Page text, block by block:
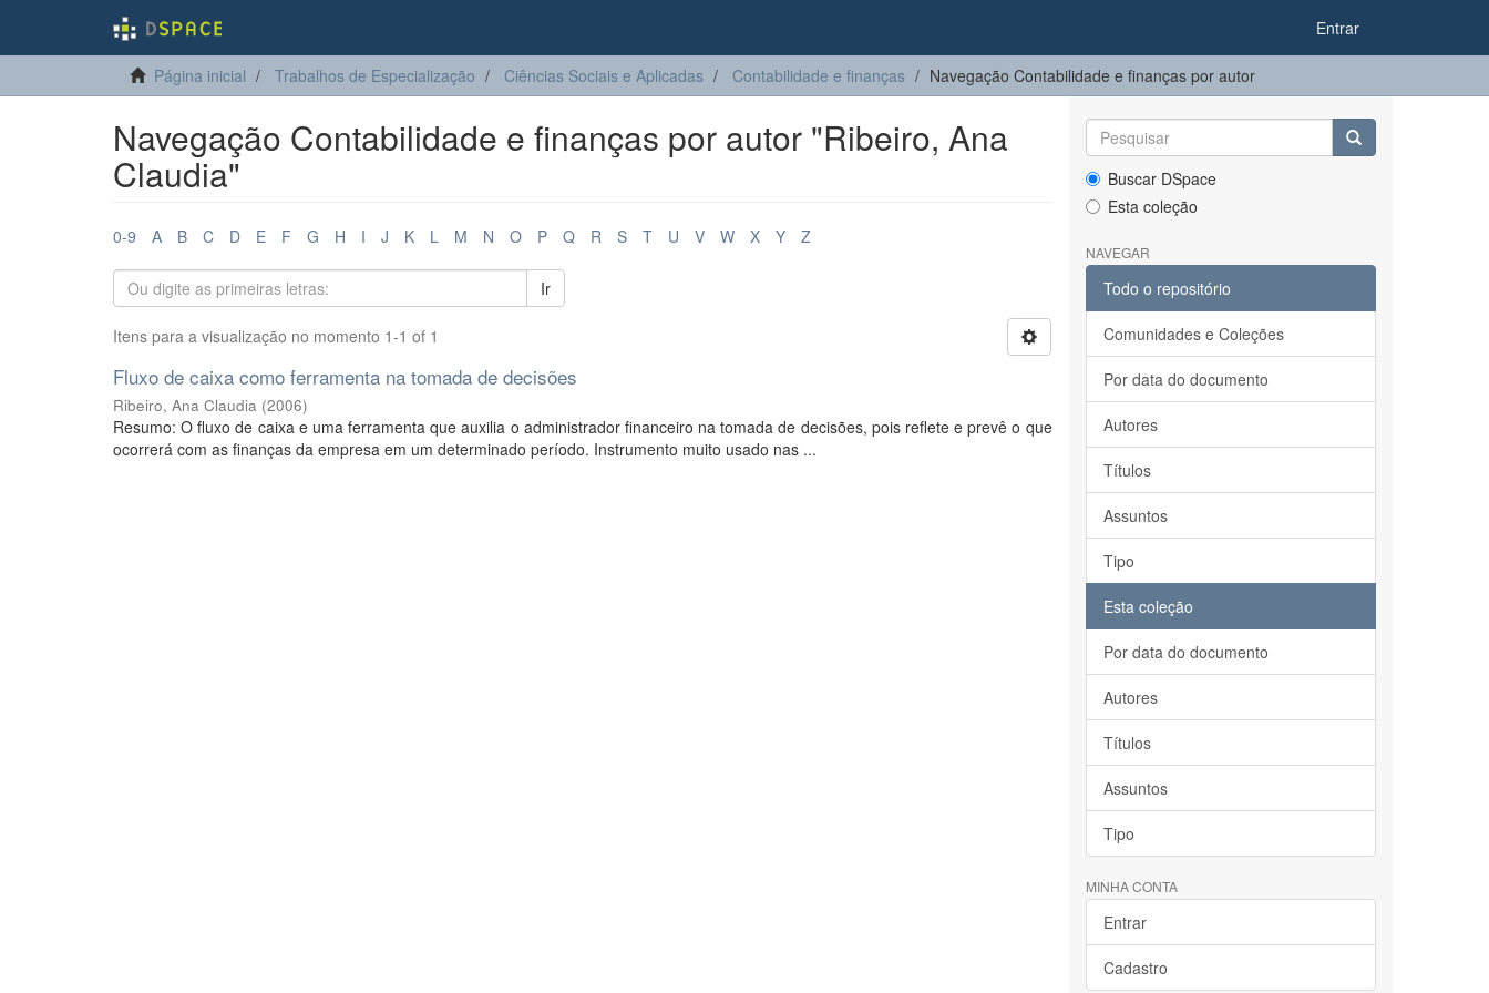
Entrar
Página inicial Trabalhos de Especialização Ciências Sociais e Aplicadas Contabilidade e finanças Navegação Contabilidade e finanças por autor
Navegação Contabilidade e finanças por autor "Ribeiro, Ana
Claudia"
0-9 A B C D E F G H I J K L M N O P Q R S T U V W X Y Z
Ir
Itens para a visualização no momento 1-1 of 1
Fluxo de caixa como ferramenta na tomada de decisões
Ribeiro, Ana Claudia (2006)
Resumo: O fluxo de caixa e uma ferramenta que auxilia o administrador financeiro na tomada de decisões, pois reflete e prevê o que
ocorrerá com as finanças da empresa em um determinado período. Instrumento muito usado nas ...
Buscar DSpace
Esta coleção
NAVEGAR
Todo o repositório
Comunidades e Coleções
Por data do documento
Autores
Títulos
Assuntos
Tipo
Esta coleção
Por data do documento
Autores
Títulos
Assuntos
Tipo
MINHA CONTA
Entrar
Cadastro